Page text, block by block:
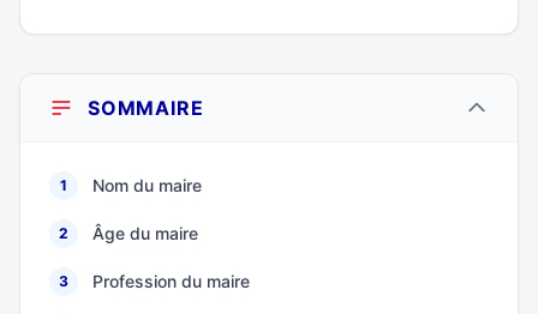
SOMMAIRE
1 Nom du maire
2 Âge du maire
3 Profession du maire